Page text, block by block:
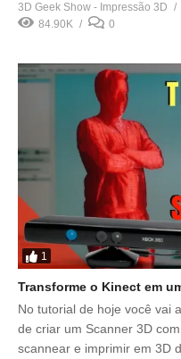
3D Geek Show - Impressão 3D
84.90K
0
1
Transforme o Kinect em
No tutorial de hoje você vai
de criar um Scanner 3D
scannear e imprimir em 3D